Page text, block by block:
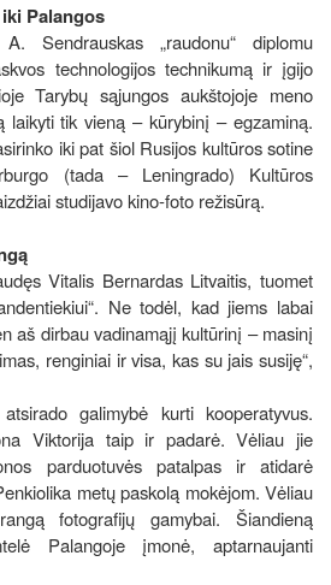
Palangos
Sendrauskas „raudonu“ diplomu
technologijos technikumą ir įgijo
Tarybų sąjungos aukštojoje meno
laikyti tik vieną – kūrybinį – egzaminą.
iki pat šiol Rusijos kultūros sotine
(tada – Leningrado) Kultūros
studijavo kino-foto režisūrą.
Vitalis Bernardas Litvaitis, tuomet
Ne todėl, kad jiems labai
aš dirbau vadinamąjį kultūrinį – masinį
renginiai ir visa, kas su jais susiję“,
galimybė kurti kooperatyvus.
Viktorija taip ir padarė. Vėliau jie
parduotuvės patalpas ir atidarė
metų paskolą mokėjom. Vėliau
fotografijų gamybai. Šiandieną
Palangoje įmonė, aptarnaujanti